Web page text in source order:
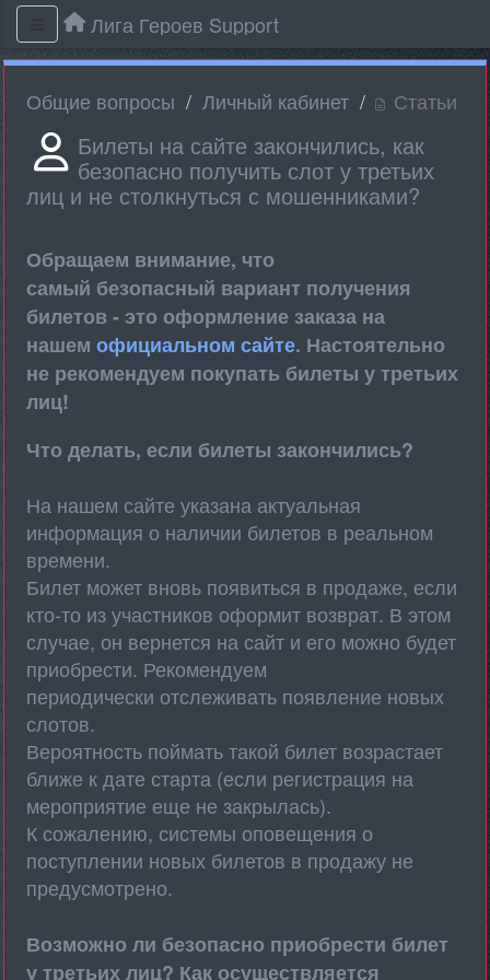
Лига Героев Support
Общие вопросы Личный кабинет Статьи
Билеты на сайте закончились, как
безопасно получить слот у третьих
лиц и не столкнуться с мошенниками?
Обращаем внимание, что
самый безопасный вариант получения
билетов - это оформление заказа на
нашем официальном сайте. Настоятельно
не рекомендуем покупать билеты у третьих
лиц!
Что делать, если билеты закончились?
На нашем сайте указана актуальная
информация о наличии билетов в реальном
времени.
Билет может вновь появиться в продаже, если
кто-то из участников оформит возврат. В этом
случае, он вернется на сайт и его можно будет
приобрести. Рекомендуем
периодически отслеживать появление новых
слотов.
Вероятность поймать такой билет возрастает
ближе к дате старта (если регистрация на
мероприятие еще не закрылась).
К сожалению, системы оповещения о
поступлении новых билетов в продажу не
предусмотрено.
Возможно ли безопасно приобрести билет
у третьих лиц? Как осуществляется